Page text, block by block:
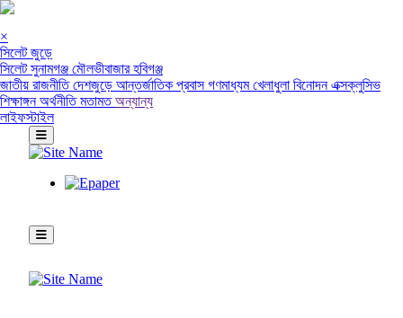
×
সিলেট জুড়ে
সিলেটসুনামগঞ্জ মৌলভীবাজারহবিগঞ্জ
জাতীয় রাজনীতিদেশজুড়ে আন্তর্জাতিক প্রবাসগণমাধ্যমখেলাধুলা বিনোদনএক্সক্লুসিভ
শিক্ষাঙ্গনঅর্থনীতিমতামতঅন্যান্য
লাইফস্টাইল